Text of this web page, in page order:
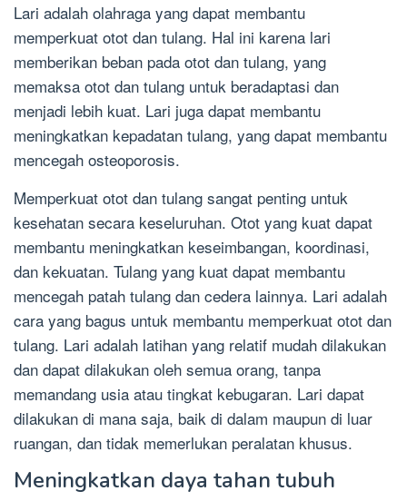
Lari adalah olahraga yang dapat membantu
memperkuat otot dan tulang. Hal ini karena lari
memberikan beban pada otot dan tulang, yang
memaksa otot dan tulang untuk beradaptasi dan
menjadi lebih kuat. Lari juga dapat membantu
meningkatkan kepadatan tulang, yang dapat membantu
mencegah osteoporosis.
Memperkuat otot dan tulang sangat penting untuk
kesehatan secara keseluruhan. Otot yang kuat dapat
membantu meningkatkan keseimbangan, koordinasi,
dan kekuatan. Tulang yang kuat dapat membantu
mencegah patah tulang dan cedera lainnya. Lari adalah
cara yang bagus untuk membantu memperkuat otot dan
tulang. Lari adalah latihan yang relatif mudah dilakukan
dan dapat dilakukan oleh semua orang, tanpa
memandang usia atau tingkat kebugaran. Lari dapat
dilakukan di mana saja, baik di dalam maupun di luar
ruangan, dan tidak memerlukan peralatan khusus.
Meningkatkan daya tahan tubuh